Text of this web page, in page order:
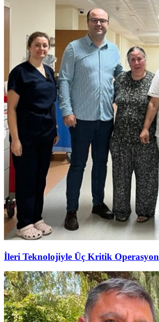
İleri Teknolojiyle Üç Kritik Operasyon